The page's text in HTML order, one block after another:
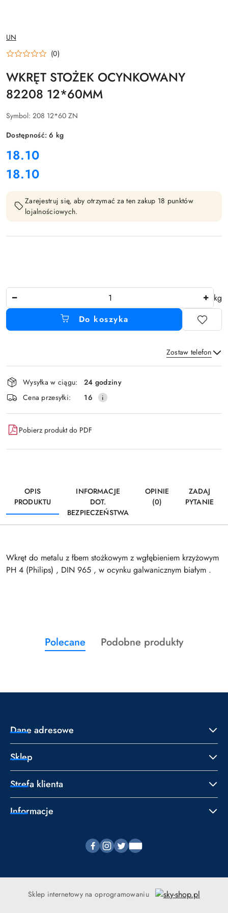
NAZWA
PRODUCENTA:
UN
(0)
WKRĘT STOŻEK OCYNKOWANY
82208 12*60MM
Symbol: 208 12*60 ZN
Dostępność:6 kg
cena:
18.10
Cena:
18.10
Zarejestruj się, aby otrzymać za ten zakup 18 punktów
lojalnościowych.
kg
Do koszyka
Zostaw telefon
Wyślij
Dostępność
i
dostawa
Wysyłka w ciągu:
24 godziny
Cena przesyłki:
16
Pobierz produkt do PDF
OPIS
PRODUKTU
INFORMACJE
DOT.
BEZPIECZEŃSTWA
OPINIE
(0)
ZADAJ
PYTANIE
Wkręt do metalu z łbem stożkowym z wgłębieniem krzyżowym
PH 4 (Philips) , DIN 965 , w ocynku galwanicznym białym .
Pomiń karuzelę produktów
Produkty
o
Polecane
Produkty
Podobne produkty
Dane adresowe
Sklep
Strefa klienta
Informacje
Sklep internetowy na oprogramowaniu